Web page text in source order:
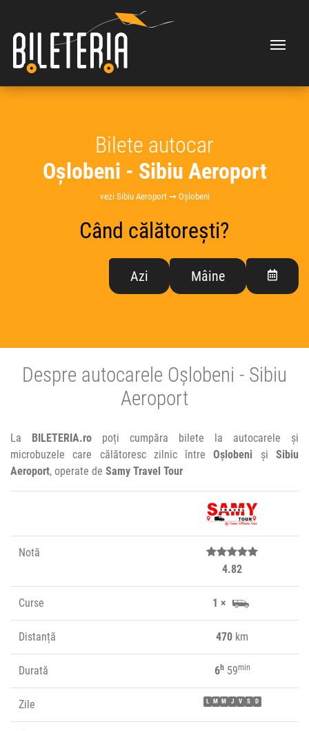
Bilete autocar
Oșlobeni - Sibiu Aeroport
vezi Sibiu Aeroport ➞ Oșlobeni
Când călătorești?
Azi Mâine
Despre autocarele Oșlobeni - Sibiu
Aeroport
La BILETERIA.ro poți cumpăra bilete la autocarele și
microbuzele care călătoresc zilnic întreOșlobeni șiSibiu
Aeroport, operate de Samy Travel Tour
Notă
4.82
Curse 1 ×
Distanță 470 km
Durată 6h59min
Zile L M M J V S D